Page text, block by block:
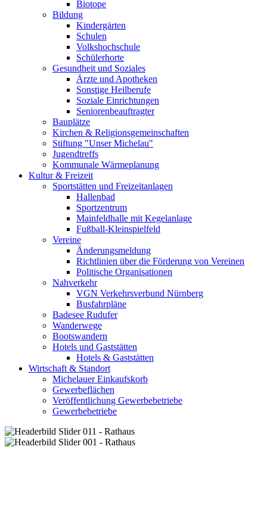
Biotope
Bildung
Kindergärten
Schulen
Volkshochschule
Schülerhorte
Gesundheit und Soziales
Ärzte und Apotheken
Sonstige Heilberufe
Soziale Einrichtungen
Seniorenbeauftragter
Bauplätze
Kirchen & Religionsgemeinschaften
Stiftung "Unser Michelau"
Jugendtreffs
Kommunale Wärmeplanung
Kultur & Freizeit
Sportstätten und Freizeitanlagen
Hallenbad
Sportzentrum
Mainfeldhalle mit Kegelanlage
Fußball-Kleinspielfeld
Vereine
Änderungsmeldung
Richtlinien über die Förderung von Vereinen
Politische Organisationen
Nahverkehr
VGN Verkehrsverbund Nürnberg
Busfahrpläne
Badesee Rudufer
Wanderwege
Bootswandern
Hotels und Gaststätten
Hotels & Gaststätten
Wirtschaft & Standort
Michelauer Einkaufskorb
Gewerbeflächen
Veröffentlichung Gewerbebetriebe
Gewerbebetriebe